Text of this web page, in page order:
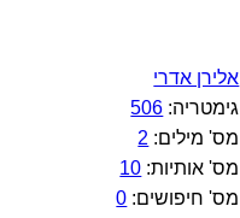
אלירן אדרי
גימטריה: 506
מס' מילים: 2
מס' אותיות: 10
מס' חיפושים: 0